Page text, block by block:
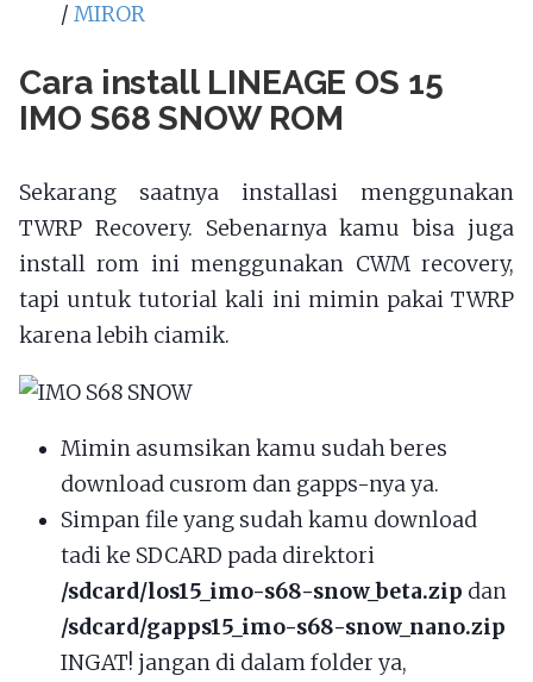
/MIROR
Cara install LINEAGE OS 15
IMO S68 SNOW ROM
Sekarang saatnya installasi menggunakan
TWRP Recovery. Sebenarnya kamu bisa juga
install rom ini menggunakan CWM recovery,
tapi untuk tutorial kali ini mimin pakai TWRP
karena lebih ciamik.
Mimin asumsikan kamu sudah beres
download cusrom dan gapps-nya ya.
Simpan file yang sudah kamu download
tadi ke SDCARD pada direktori
/sdcard/los15_imo-s68-snow_beta.zip dan
/sdcard/gapps15_imo-s68-snow_nano.zip
INGAT! jangan di dalam folder ya,